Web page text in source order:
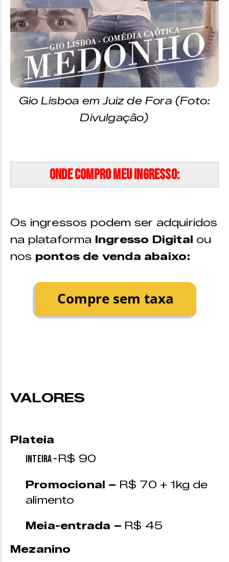
Gio Lisboa em Juiz de Fora (Foto:
Divulgação)
Onde compro meu ingresso:
Os ingressos podem ser adquiridos
na plataforma Ingresso Digital ou
nos pontos de venda abaixo:
VALORES
Plateia
Inteira –R$ 90
Promocional – R$ 70 + 1kg de
alimento
Meia-entrada – R$ 45
Mezanino